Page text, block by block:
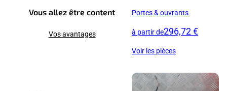
Vous allez être content
Vos avantages
Portes & ouvrants
à partir de296,72 €
Voir les pièces